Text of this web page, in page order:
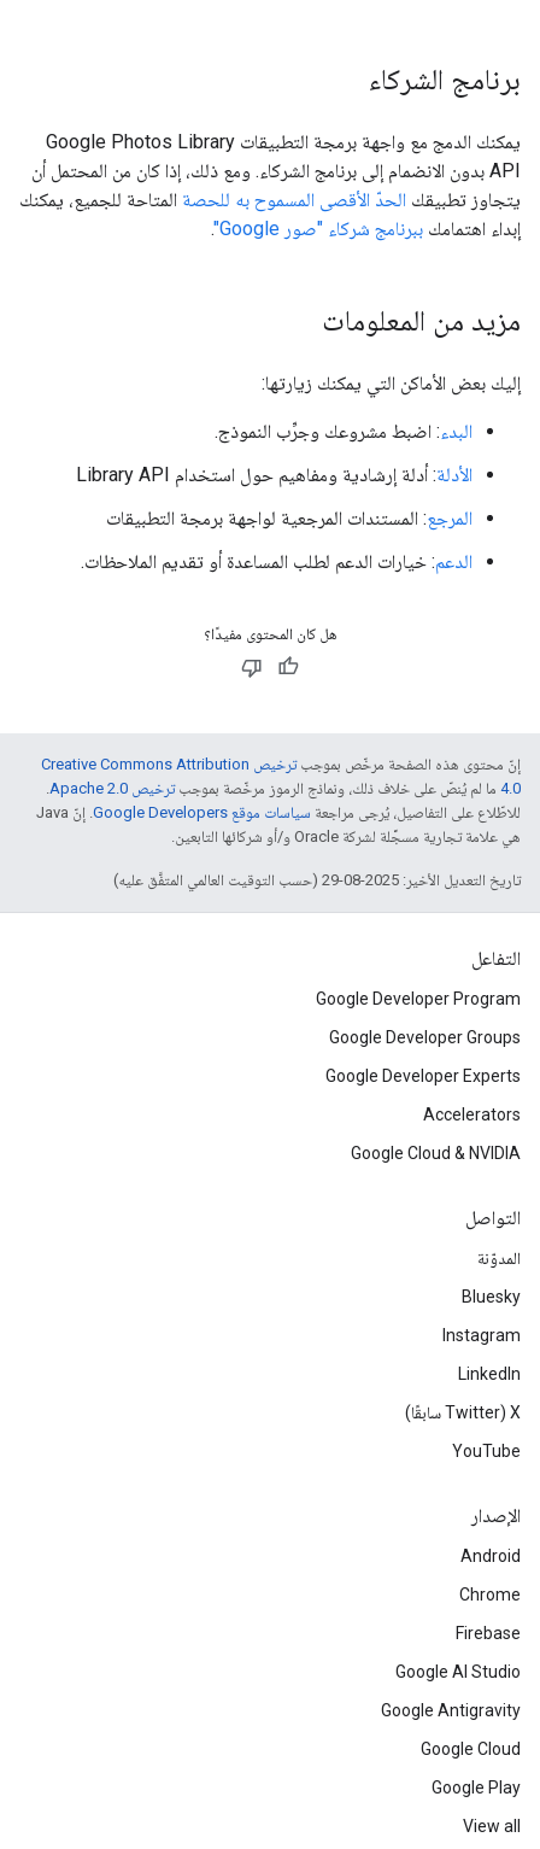
برنامج الشركاء
يمكنك الدمج مع واجهة برمجة التطبيقات Google Photos Library
API بدون الانضمام إلى برنامج الشركاء. ومع ذلك، إذا كان من المحتمل أن
يتجاوز تطبيقك الحدّ الأقصى المسموح به للحصة المتاحة للجميع، يمكنك
إبداء اهتمامك ببرنامج شركاء "صور Google" .
مزيد من المعلومات
إليك بعض الأماكن التي يمكنك زيارتها:
البدء: اضبط مشروعك وجرِّب النموذج.
الأدلة: أدلة إرشادية ومفاهيم حول استخدام Library API
المرجع: المستندات المرجعية لواجهة برمجة التطبيقات
الدعم: خيارات الدعم لطلب المساعدة أو تقديم الملاحظات.
هل كان المحتوى مفيدًا؟
إنّ محتوى هذه الصفحة مرخّص بموجب
ترخيص Creative Commons Attribution
4.0‏ ما لم يُنصّ على خلاف ذلك، ونماذج الرموز مرخّصة بموجبترخيص Apache 2.0‏
.
للاطّلاع على التفاصيل، يُرجى مراجعة سياسات موقع Google Developers‏
. إنّ Java
هي علامة تجارية مسجَّلة لشركة Oracle و/أو شركائها التابعين.
تاريخ التعديل الأخير: 2025-08-29 (حسب التوقيت العالمي المتفَّق عليه)
التفاعل
Google Developer Program
Google Developer Groups
Google Developer Experts
Accelerators
Google Cloud & NVIDIA
التواصل
المدوّنة
Bluesky
Instagram
LinkedIn
‫X ‏(Twitter سابقًا)
YouTube
الإصدار
Android
Chrome
Firebase
Google AI Studio
Google Antigravity
Google Cloud
Google Play
View all